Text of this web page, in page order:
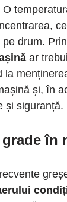
drum.
ar
la
și, în
și siguranță.
în